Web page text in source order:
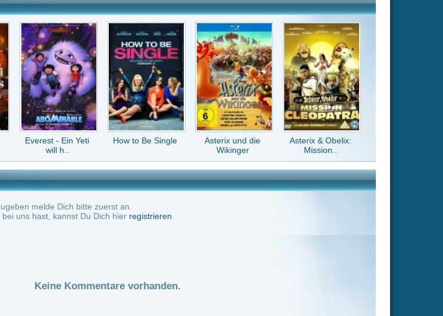
How to Be Single
Asterix und die
Wikinger
Asterix & Obelix:
Mission..
bitte zuerst an.
Du Dich hierregistrieren.